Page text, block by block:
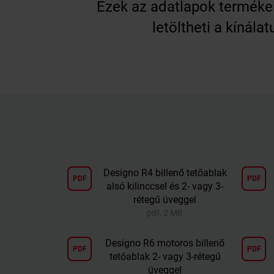
Ezek az adatlapok
letöltheti a
PDF
Designo R4 billenő tetőablak
alsó kilinccsel és 2- vagy 3-
rétegű üveggel
pdf, 2 MB
PDF
PDF
Designo R6 motoros billenő
tetőablak 2- vagy 3-rétegű
üveggel
PDF